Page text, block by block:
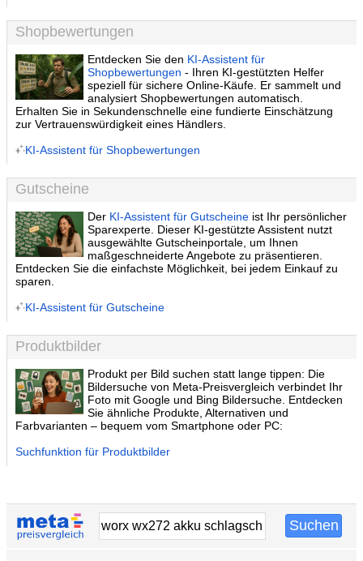
Shopbewertungen
Entdecken Sie den KI-Assistent für
Shopbewertungen - Ihren KI-gestützten Helfer
speziell für sichere Online-Käufe. Er sammelt und
analysiert Shopbewertungen automatisch.
Erhalten Sie in Sekundenschnelle eine fundierte Einschätzung
zur Vertrauenswürdigkeit eines Händlers.
KI-Assistent für Shopbewertungen
Gutscheine
Der KI-Assistent für Gutscheine ist Ihr persönlicher
Sparexperte. Dieser KI-gestützte Assistent nutzt
ausgewählte Gutscheinportale, um Ihnen
maßgeschneiderte Angebote zu präsentieren.
Entdecken Sie die einfachste Möglichkeit, bei jedem Einkauf zu
sparen.
KI-Assistent für Gutscheine
Produktbilder
Produkt per Bild suchen statt lange tippen: Die
Bildersuche von Meta-Preisvergleich verbindet Ihr
Foto mit Google und Bing Bildersuche. Entdecken
Sie ähnliche Produkte, Alternativen und
Farbvarianten – bequem vom Smartphone oder PC:
Suchfunktion für Produktbilder